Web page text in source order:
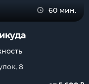
60 мин.
8